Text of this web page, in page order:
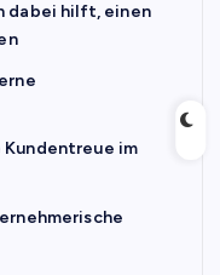
dabei hilft, einen
Kundentreue im